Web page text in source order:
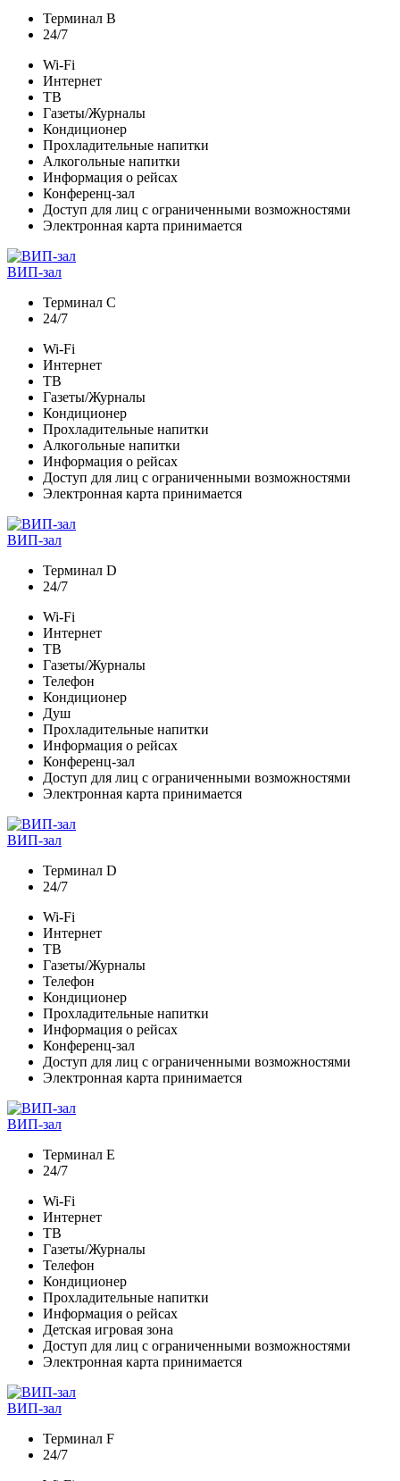
Терминал В
24/7
Wi-Fi
Интернет
ТВ
Газеты/Журналы
Кондиционер
Прохладительные напитки
Алкогольные напитки
Информация о рейсах
Конференц-зал
Доступ для лиц с ограниченными возможностями
Электронная карта принимается
ВИП-зал
Терминал C
24/7
Wi-Fi
Интернет
ТВ
Газеты/Журналы
Кондиционер
Прохладительные напитки
Алкогольные напитки
Информация о рейсах
Доступ для лиц с ограниченными возможностями
Электронная карта принимается
ВИП-зал
Терминал D
24/7
Wi-Fi
Интернет
ТВ
Газеты/Журналы
Телефон
Кондиционер
Душ
Прохладительные напитки
Информация о рейсах
Конференц-зал
Доступ для лиц с ограниченными возможностями
Электронная карта принимается
ВИП-зал
Терминал D
24/7
Wi-Fi
Интернет
ТВ
Газеты/Журналы
Телефон
Кондиционер
Прохладительные напитки
Информация о рейсах
Конференц-зал
Доступ для лиц с ограниченными возможностями
Электронная карта принимается
ВИП-зал
Терминал Е
24/7
Wi-Fi
Интернет
ТВ
Газеты/Журналы
Телефон
Кондиционер
Прохладительные напитки
Информация о рейсах
Детская игровая зона
Доступ для лиц с ограниченными возможностями
Электронная карта принимается
ВИП-зал
Терминал F
24/7